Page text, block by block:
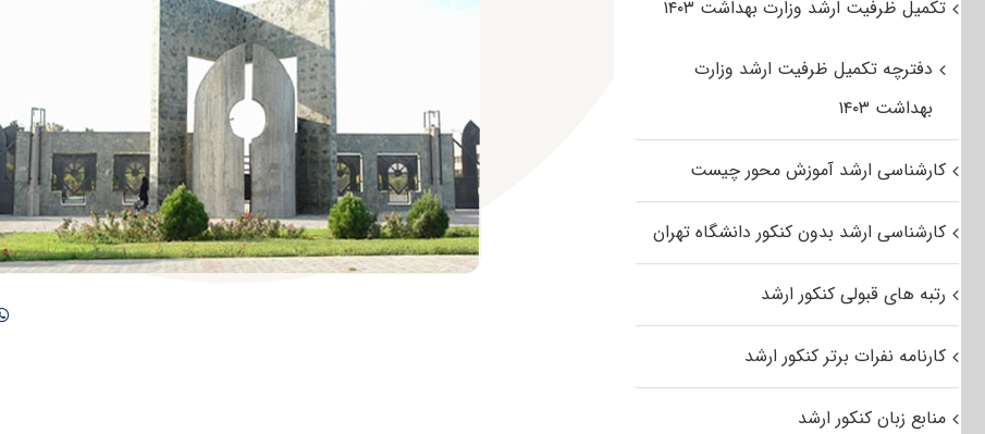
تکمیل ظرفیت ارشد وزارت بهداشت ۱۴۰۳
دفترچه تکمیل ظرفیت ارشد وزارت
بهداشت ۱۴۰۳
کارشناسی ارشد آموزش محور چیست
کارشناسی ارشد بدون کنکور دانشگاه تهران
رتبه های قبولی کنکور ارشد
کارنامه نفرات برتر کنکور ارشد
منابع زبان کنکور ارشد